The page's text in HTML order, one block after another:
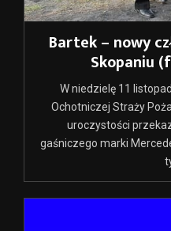
Bartek – nowy
Skopaniu
W niedzielę 11
Ochotniczej Straży
uroczystości
gaśniczego marki